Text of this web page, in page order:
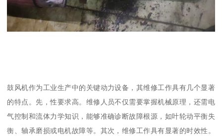
鼓风机作为工业生产中的关键动力设备，其维修工作具有几个显著
的特点。先，性要求高。维修人员不仅需要掌握机械原理，还需电
气控制和流体力学知识，能够准确诊断故障根源，如叶轮动平衡失
衡、轴承磨损或电机故障等。其次，维修工作具有显著的时效性。